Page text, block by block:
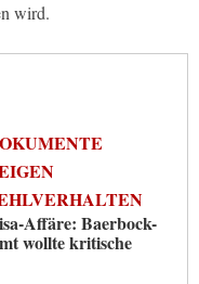
wird.
Affäre: Baerbock-
wollte kritische